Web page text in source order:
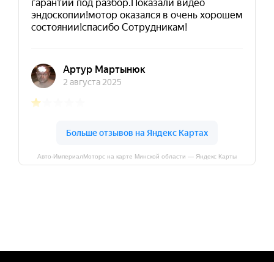
Авто-ИмпериалМоторс на карте Минской области — Яндекс Карты